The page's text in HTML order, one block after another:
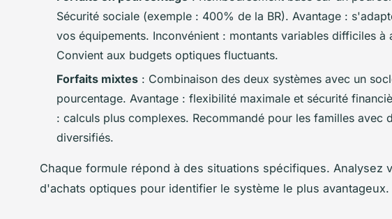
Sécurité sociale (exemple : 400% de la BR). Avantage :
vos équipements. Inconvénient : montants variables difficiles à
Convient aux budgets optiques fluctuants.
Forfaits mixtes : Combinaison des deux systèmes avec un
pourcentage. Avantage : flexibilité maximale et sécurité
: calculs plus complexes. Recommandé pour les familles avec
diversifiés.
Chaque formule répond à des situations spécifiques. Analysez
d'achats optiques pour identifier le système le plus avantageux.